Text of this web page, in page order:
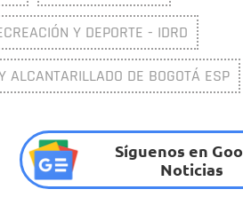
Y DEPORTE - IDRD
ALCANTARILLADO DE BOGOTÁ ESP
Síguenos en
Noticias